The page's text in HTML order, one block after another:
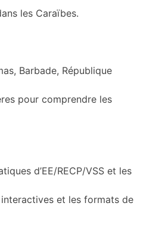
les Caraïbes.
Barbade, République
pour comprendre les
d’EE/RECP/VSS et les
et les formats de